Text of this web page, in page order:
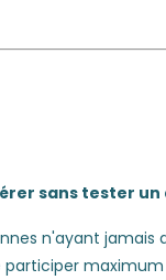
sans tester
n'ayant
maximum